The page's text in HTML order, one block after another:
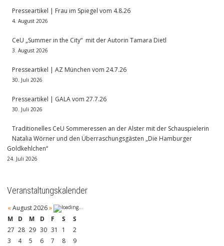
Presseartikel | Frau im Spiegel vom 4.8.26
4. August 2026
CeU „Summer in the City“ mit der Autorin Tamara Dietl
3. August 2026
Presseartikel | AZ München vom 24.7.26
30. Juli 2026
Presseartikel | GALA vom 27.7.26
30. Juli 2026
Traditionelles CeU Sommeressen an der Alster mit der Schauspielerin
Natalia Wörner und den Überraschungsgästen „Die Hamburger
Goldkehlchen“
24. Juli 2026
Veranstaltungskalender
« August 2026»
M
D M D F S
S
27 28 29 30 31 1
2
3
4 5 6 7 8
9